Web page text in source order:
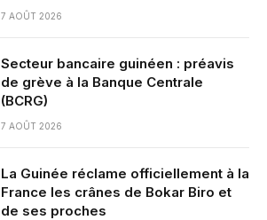
7 AOÛT 2026
Secteur bancaire guinéen : préavis
de grève à la Banque Centrale
(BCRG)
7 AOÛT 2026
La Guinée réclame officiellement à la
France les crânes de Bokar Biro et
de ses proches